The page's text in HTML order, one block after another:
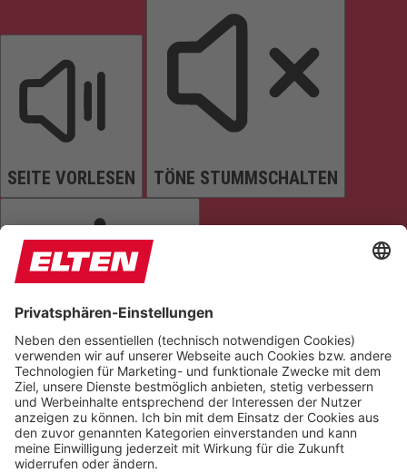
SEITE VORLESEN TÖNE STUMMSCHALTEN
ANIMATIONEN STOPPEN
Einstellungen zurücksetzen